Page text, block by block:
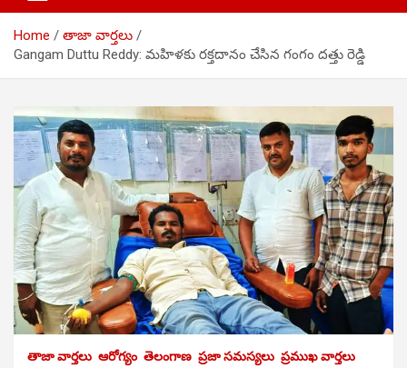
Home
తాజా వార్తలు
Gangam Duttu Reddy: మహిళకు రక్తదానం చేసిన గంగం దత్తు రెడ్డి
తాజా వార్తలు ఆరోగ్యం తెలంగాణ ప్రజా సమస్యలు ప్రముఖ వార్తలు